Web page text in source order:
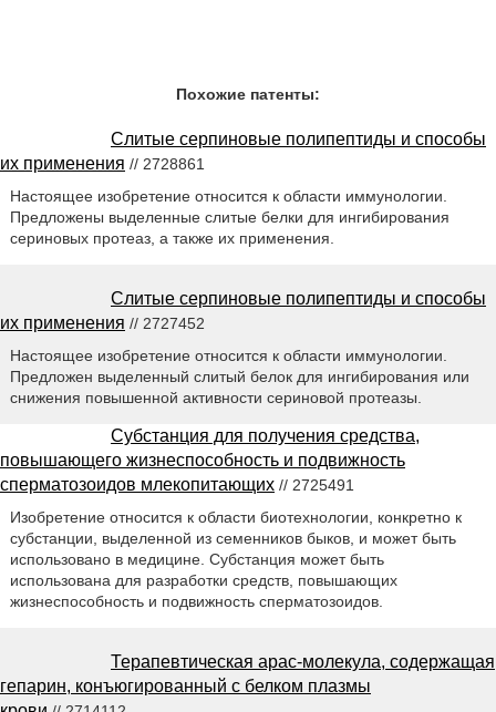
Похожие патенты:
Слитые серпиновые полипептиды и способы
их применения // 2728861
Настоящее изобретение относится к области иммунологии.
Предложены выделенные слитые белки для ингибирования
сериновых протеаз, а также их применения.
Слитые серпиновые полипептиды и способы
их применения // 2727452
Настоящее изобретение относится к области иммунологии.
Предложен выделенный слитый белок для ингибирования или
снижения повышенной активности сериновой протеазы.
Субстанция для получения средства,
повышающего жизнеспособность и подвижность
сперматозоидов млекопитающих // 2725491
Изобретение относится к области биотехнологии, конкретно к
субстанции, выделенной из семенников быков, и может быть
использовано в медицине. Субстанция может быть
использована для разработки средств, повышающих
жизнеспособность и подвижность сперматозоидов.
Терапевтическая apac-молекула, содержащая
гепарин, конъюгированный с белком плазмы